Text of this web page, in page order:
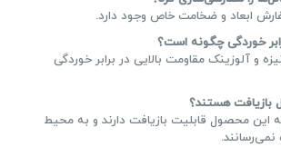
ابعاد و ضخامت خاص وجود دارد.
خوردگی چگونه است؟
و آلوزینک مقاومت بالایی در برابر خوردگی
بازیافت هستند؟
این محصول قابلیت بازیافت دارند و به محیط